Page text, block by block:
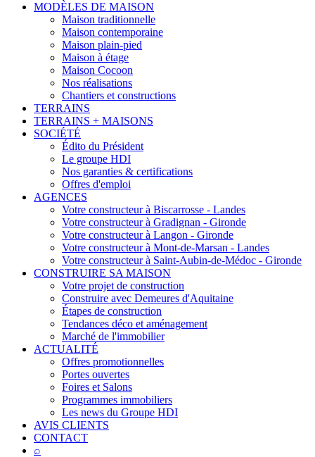
MODÈLES DE MAISON
Maison traditionnelle
Maison contemporaine
Maison plain-pied
Maison à étage
Maison Cocoon
Nos réalisations
Chantiers et constructions
TERRAINS
TERRAINS + MAISONS
SOCIÉTÉ
Édito du Président
Le groupe HDI
Nos garanties & certifications
Offres d'emploi
AGENCES
Votre constructeur à Biscarrosse - Landes
Votre constructeur à Gradignan - Gironde
Votre constructeur à Langon - Gironde
Votre constructeur à Mont-de-Marsan - Landes
Votre constructeur à Saint-Aubin-de-Médoc - Gironde
CONSTRUIRE SA MAISON
Votre projet de construction
Construire avec Demeures d'Aquitaine
Étapes de construction
Tendances déco et aménagement
Marché de l'immobilier
ACTUALITÉ
Offres promotionnelles
Portes ouvertes
Foires et Salons
Programmes immobiliers
Les news du Groupe HDI
AVIS CLIENTS
CONTACT
⌕